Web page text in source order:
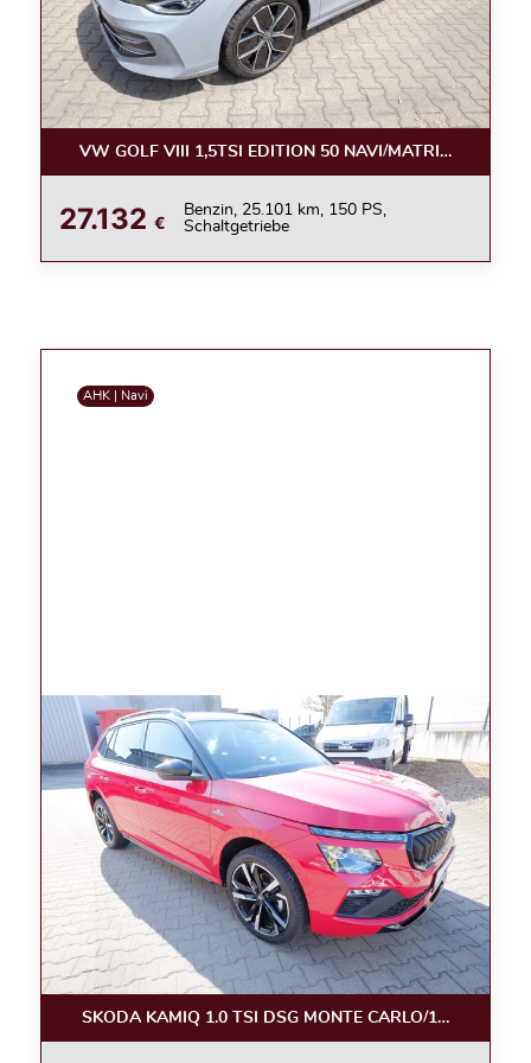
VW GOLF VIII 1,5TSI EDITION 50 NAVI/MATRIX/360°/ACC
27.132 €
Benzin, 25.101 km, 150 PS,
Schaltgetriebe
AHK | Navi
SKODA KAMIQ 1.0 TSI DSG MONTE CARLO/18,